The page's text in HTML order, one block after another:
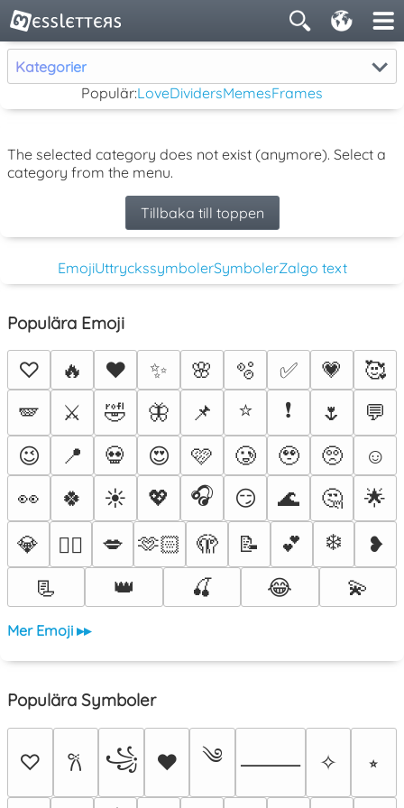
Kategorier
Populär:LoveDividersMemesFrames
The selected category does not exist (anymore). Select a
category from the menu.
Tillbaka till toppen
EmojiUttryckssymbolerSymbolerZalgo text
Populära Emoji
♡ 🔥 ❤️ ✨ 🌸 🫧 ✅ 💗
🥰
🪽
⚔️ 🤣 🦋 📌 ⭐ ❗ 🌷
💬
😉
📍 💀 😍 🩷 🥲 🥹 🥺
☺️
👀
🍀 ☀️ 💖 🎧 😏 🌊 🤔
🌟
💎
❤️‍🔥 💋 🫶🏻 🫣 📝 💕 ❄️
❥
📃
👑 🍒 😂 💫
Mer Emoji ▸▸
Populära Symboler
♡ 𐙚 ꧁ ♥ ༄ ⸻ ✧ ⭒